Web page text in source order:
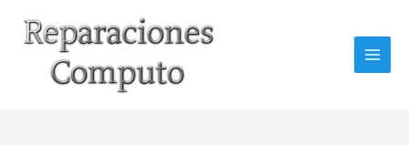
contenido